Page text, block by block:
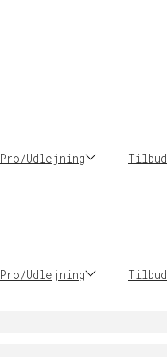
Pro/Udlejning Tilbud
Pro/Udlejning Tilbud